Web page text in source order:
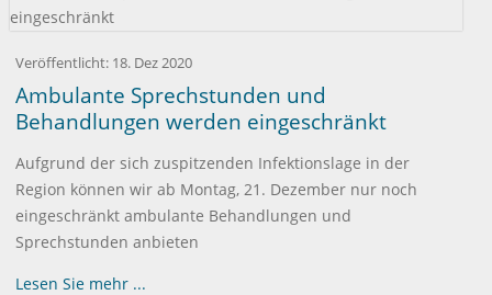
Veröffentlicht: 18. Dez 2020
Ambulante Sprechstunden und
Behandlungen werden eingeschränkt
Aufgrund der sich zuspitzenden Infektionslage in der
Region können wir ab Montag, 21. Dezember nur noch
eingeschränkt ambulante Behandlungen und
Sprechstunden anbieten
Lesen Sie mehr ...